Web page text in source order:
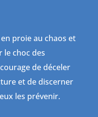
proie au chaos et
le choc des
de déceler
et de discerner
les prévenir.